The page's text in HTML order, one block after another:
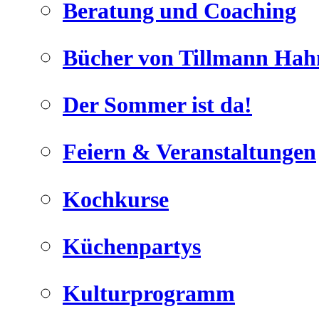
keine sind.
Ein Potpourrie professioneller Rezepte.
Für Liebhaber der einfachen und
immer mit der besonderen Note.
Beratung und Coaching
Bücher von Tillmann
Der Sommer ist da!
Feiern & Veranstaltungen
Kochkurse
Küchenpartys
Kulturprogramm